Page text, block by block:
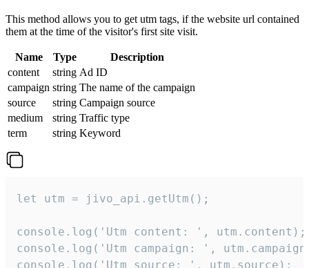
This method allows you to get utm tags, if the website url contained
them at the time of the visitor's first site visit.
Name Type
Description
content
string Ad ID
campaign string The name of the campaign
source
string Campaign source
medium
string Traffic type
term
string Keyword
let utm = jivo_api.getUtm();
console.log('Utm content: ', utm.content);
console.log('Utm campaign: ',
console.log('Utm source: ', utm.source);